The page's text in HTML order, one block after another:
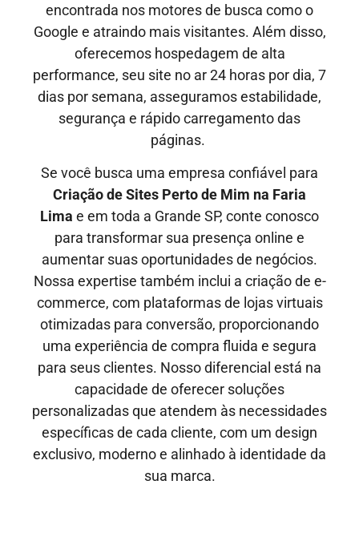
encontrada nos motores de busca como o
Google e atraindo mais visitantes. Além disso,
oferecemos hospedagem de alta
performance, seu site no ar24 horas por dia, 7
dias por semana, asseguramos estabilidade,
segurança e rápido carregamento das
páginas.
Se você busca uma empresa confiável para
Criação de Sites Perto de Mim na Faria
Lima e em toda a Grande SP, conte conosco
para transformar sua presença online e
aumentar suas oportunidades de negócios.
Nossa expertise também inclui a criação de e-
commerce, com plataformas de lojas virtuais
otimizadas para conversão, proporcionando
uma experiência de compra fluida e segura
para seus clientes. Nosso diferencial está na
capacidade de oferecer soluções
personalizadas que atendem às necessidades
específicas de cada cliente, com um design
exclusivo, moderno e alinhado à identidade da
sua marca.